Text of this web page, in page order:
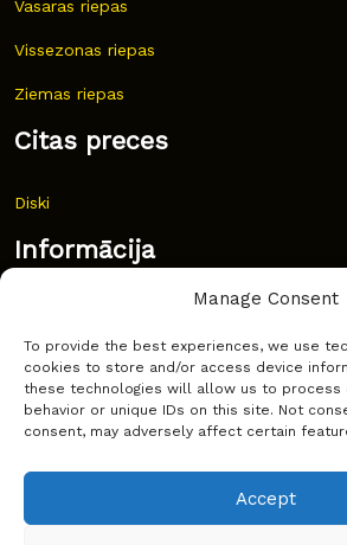
Manage Consent
To provide the best experiences, we use
cookies to store and/or access device
these technologies will allow us to process
behavior or unique IDs on this site. Not
consent, may adversely affect certain
Accept
Vasaras riepas
Vissezonas riepas
Ziemas riepas
Citas preces
Diski
Informācija
Bieži uzdoti jautājumi
Kur pirkt?
Sīkdatņu politika